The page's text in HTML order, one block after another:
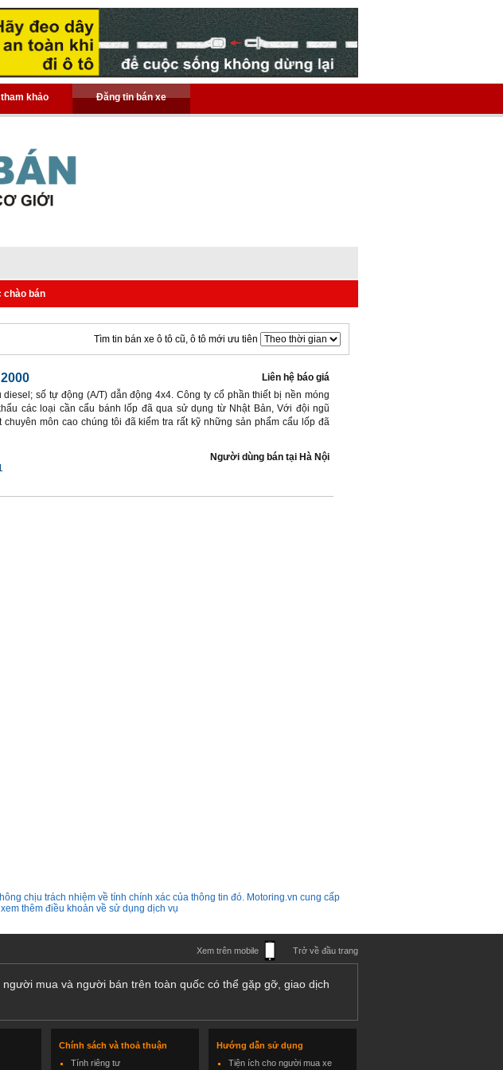
khảo Đăng tin bán xe
chào bán
Tìm tin bán xe ô tô cũ, ô tô mới ưu tiên
Liên hệ báo giá
diesel; số tự động (A/T) dẫn động 4x4. Công ty cổ phần thiết bị nền móng
các loại cần cẩu bánh lốp đã qua sử dụng từ Nhật Bản, Với đội ngũ
chuyên môn cao chúng tôi đã kiểm tra rất kỹ những sản phẩm cẩu lốp đã
Người dùng bán tại Hà Nội
chịu trách nhiệm về tính chính xác của thông tin đó. Motoring.vn cung cấp
thêm điều khoản về sử dụng dịch vụ
Xem trên mobile Trở về đầu trang
mua và người bán trên toàn quốc có thể gặp gỡ, giao dịch
Chính sách và thoả thuận
Tính riêng tư
Hướng dẫn sử dụng
Tiện ích cho người mua xe